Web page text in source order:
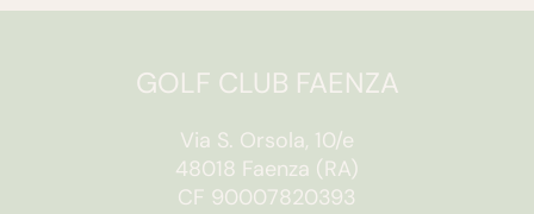
GOLF CLUB FAENZA
Via S. Orsola, 10/e
48018 Faenza (RA)
CF 90007820393